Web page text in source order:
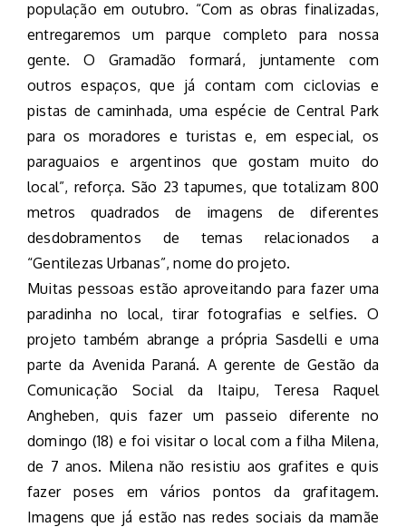
população em outubro. “Com as obras finalizadas,
entregaremos um parque completo para nossa
gente. O Gramadão formará, juntamente com
outros espaços, que já contam com ciclovias e
pistas de caminhada, uma espécie de Central Park
para os moradores e turistas e, em especial, os
paraguaios e argentinos que gostam muito do
local”, reforça. São 23 tapumes, que totalizam 800
metros quadrados de imagens de diferentes
desdobramentos de temas relacionados a
“Gentilezas Urbanas”, nome do projeto.
Muitas pessoas estão aproveitando para fazer uma
paradinha no local, tirar fotografias e selfies. O
projeto também abrange a própria Sasdelli e uma
parte da Avenida Paraná. A gerente de Gestão da
Comunicação Social da Itaipu, Teresa Raquel
Angheben, quis fazer um passeio diferente no
domingo (18) e foi visitar o local com a filha Milena,
de 7 anos. Milena não resistiu aos grafites e quis
fazer poses em vários pontos da grafitagem.
Imagens que já estão nas redes sociais da mamãe